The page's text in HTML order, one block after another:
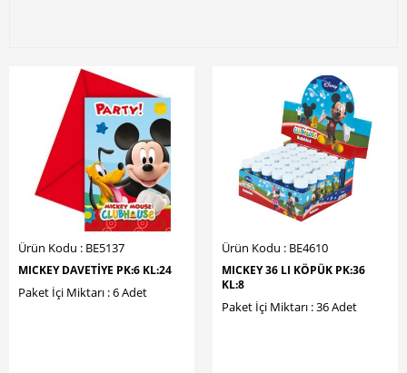
Ürün Kodu : BE5137
MICKEY DAVETİYE PK:6 KL:24
Paket İçi Miktarı : 6 Adet
Ürün Kodu : BE4610
MICKEY 36 LI KÖPÜK PK:36
KL:8
Paket İçi Miktarı : 36 Adet